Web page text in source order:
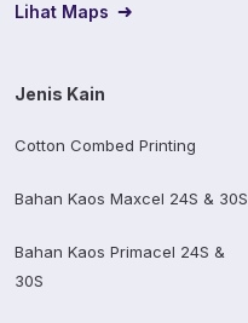
Lihat Maps
Jenis Kain
Cotton Combed Printing
Bahan Kaos Maxcel 24S & 30S
Bahan Kaos Primacel 24S &
30S